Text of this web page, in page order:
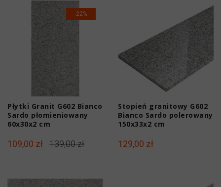
-22%
Płytki Granit G602 Bianco
Sardo płomieniowany
60x30x2 cm
109,00 zł 139,00 zł
Stopień granitowy G602
Bianco Sardo polerowany
150x33x2 cm
129,00 zł